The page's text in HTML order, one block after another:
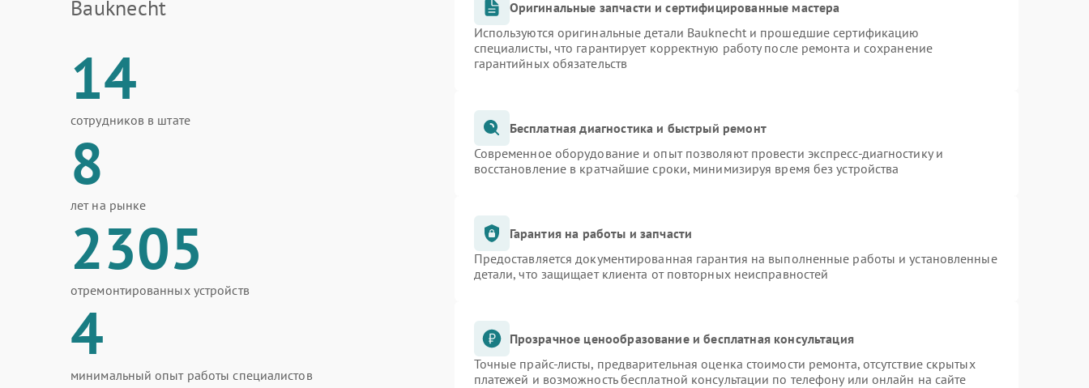
Bauknecht
14
сотрудников в штате
8
лет на рынке
2305
отремонтированных устройств
4
минимальный опыт работы специалистов
Оригинальные запчасти и сертифицированные мастера
Используются оригинальные детали Bauknecht и прошедшие сертификацию
специалисты, что гарантирует корректную работу после ремонта и сохранение
гарантийных обязательств
Бесплатная диагностика и быстрый ремонт
Современное оборудование и опыт позволяют провести экспресс-диагностику и
восстановление в кратчайшие сроки, минимизируя время без устройства
Гарантия на работы и запчасти
Предоставляется документированная гарантия на выполненные работы и установленные
детали, что защищает клиента от повторных неисправностей
Прозрачное ценообразование и бесплатная консультация
Точные прайс-листы, предварительная оценка стоимости ремонта, отсутствие скрытых
платежей и возможность бесплатной консультации по телефону или онлайн на сайте